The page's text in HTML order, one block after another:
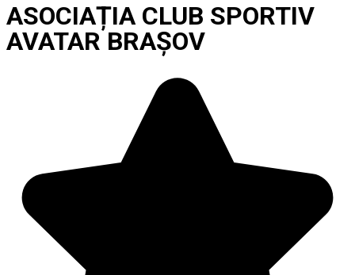
ASOCIAȚIA CLUB SPORTIV
AVATAR BRAȘOV